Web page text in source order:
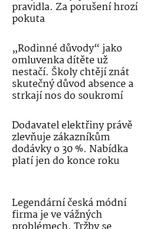
pravidla. Za porušení hrozí
pokuta
„Rodinné důvody“ jako
omluvenka dítěte už
nestačí. Školy chtějí znát
skutečný důvod absence a
strkají nos do soukromí
Dodavatel elektřiny právě
zlevňuje zákazníkům
dodávky o 30 %. Nabídka
platí jen do konce roku
Legendární česká módní
firma je ve vážných